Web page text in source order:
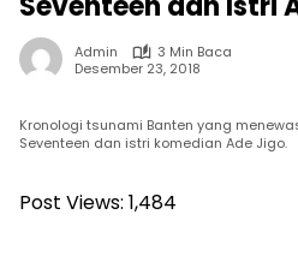
Admin
3 Min Baca
Desember 23, 2018
Kronologi tsunami Banten yang
Seventeen dan istri komedian Ade Jigo.
Post Views: 1,484